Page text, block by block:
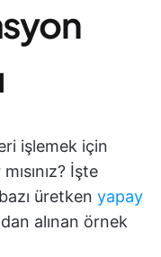
işlemek için
İşte
bazı üretken yapay
alınan örnek